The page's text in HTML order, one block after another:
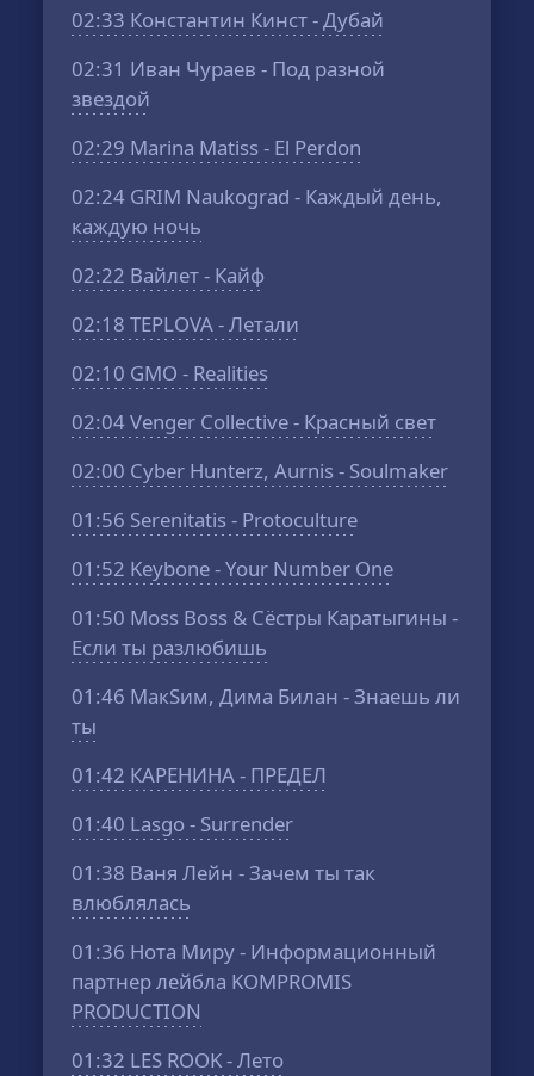
02:33 Константин Кинст - Дубай
02:31 Иван Чураев - Под разной
звездой
02:29 Marina Matiss - El Perdon
02:24 GRIM Naukograd - Каждый день,
каждую ночь
02:22 Вайлет - Кайф
02:18 TEPLOVA - Летали
02:10 GMO - Realities
02:04Venger Collective - Красный свет
02:00 Cyber Hunterz, Aurnis - Soulmaker
01:56 Serenitatis - Protoculture
01:52 Keybone - Your Number One
01:50 Moss Boss & Сёстры Каратыгины -
Если ты разлюбишь
01:46 МакSим, Дима Билан - Знаешь ли
ты
01:42 КАРЕНИНА - ПРЕДЕЛ
01:40 Lasgo - Surrender
01:38 Ваня Лейн - Зачем ты так
влюблялась
01:36 Нота Миру - Информационный
партнер лейбла KOMPROMIS
PRODUCTION
01:32 LES ROOK - Лето